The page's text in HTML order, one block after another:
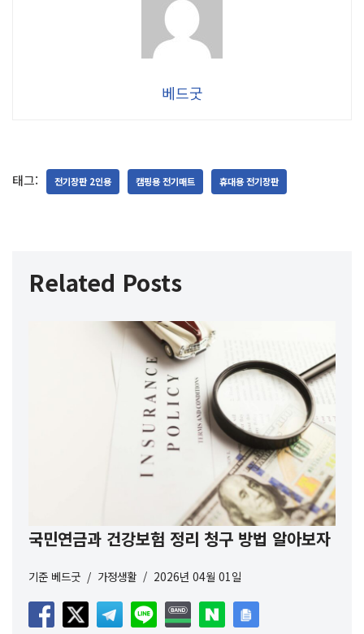
베드굿
태그: 전기장판 2인용 캠핑용 전기매트 휴대용 전기장판
Related Posts
국민연금과 건강보험 정리 청구 방법 알아보자
기준 베드굿 가정생활 2026년 04월 01일